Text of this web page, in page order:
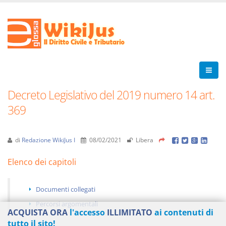
Decreto Legislativo del 2019 numero 14 art.
369
di Redazione WikiJus I 08/02/2021 Libera
Elenco dei capitoli
Documenti collegati
Percorsi argomentali
ACQUISTA ORA l'accesso ILLIMITATO ai contenuti di
tutto il sito!